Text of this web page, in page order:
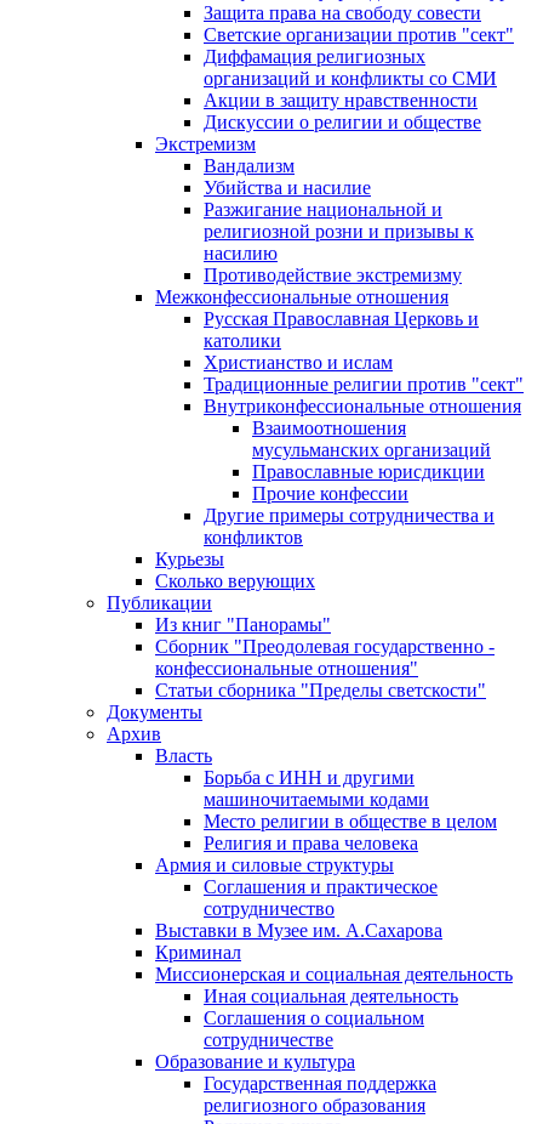
Защита права на свободу совести
Светские организации против "сект"
Диффамация религиозных
организаций и конфликты со СМИ
Акции в защиту нравственности
Дискуссии о религии и обществе
Экстремизм
Вандализм
Убийства и насилие
Разжигание национальной и
религиозной розни и призывы к
насилию
Противодействие экстремизму
Межконфессиональные отношения
Русская Православная Церковь и
католики
Христианство и ислам
Традиционные религии против "сект"
Внутриконфессиональные отношения
Взаимоотношения
мусульманских организаций
Православные юрисдикции
Прочие конфессии
Другие примеры сотрудничества и
конфликтов
Курьезы
Сколько верующих
Публикации
Из книг "Панорамы"
Сборник "Преодолевая государственно -
конфессиональные отношения"
Статьи сборника "Пределы светскости"
Документы
Архив
Власть
Борьба с ИНН и другими
машиночитаемыми кодами
Место религии в обществе в целом
Религия и права человека
Армия и силовые структуры
Соглашения и практическое
сотрудничество
Выставки в Музее им. А.Сахарова
Криминал
Миссионерская и социальная деятельность
Иная социальная деятельность
Соглашения о социальном
сотрудничестве
Образование и культура
Государственная поддержка
религиозного образования